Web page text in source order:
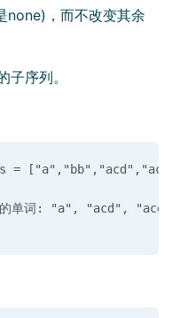
none)，而不改变其余
子序列。
= ["a","bb","acd","ace"]